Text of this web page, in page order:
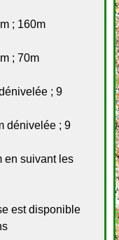
; 160m
; 70m
; 9
dénivelée ; 9
en suivant les
est disponible